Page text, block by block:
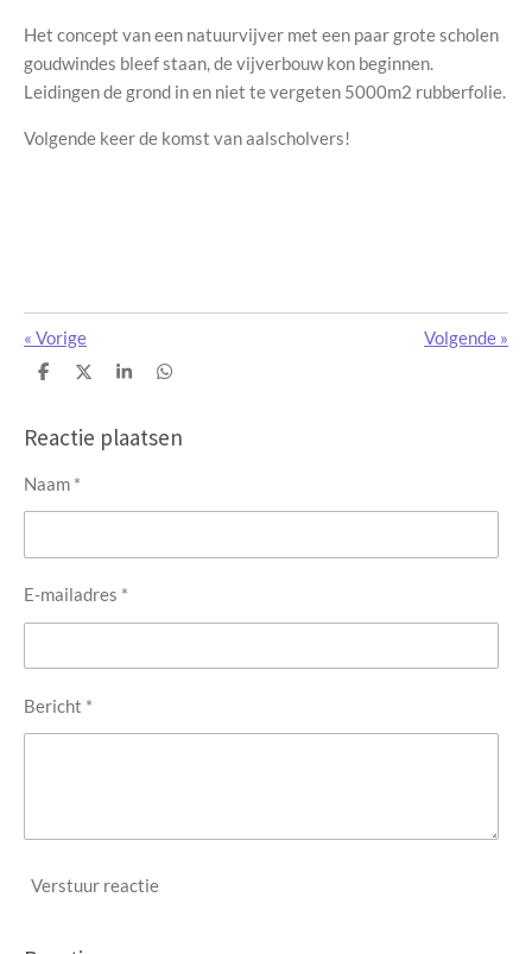
Het concept van een natuurvijver met een paar grote scholen
goudwindes bleef staan, de vijverbouw kon beginnen.
Leidingen de grond in en niet te vergeten 5000m2 rubberfolie.
Volgende keer de komst van aalscholvers!
« Vorige Volgende »
D
e
n
D
l
S
r
e
D
e
n
Reactie plaatsen
Naam *
E-mailadres *
Bericht *
Verstuur reactie